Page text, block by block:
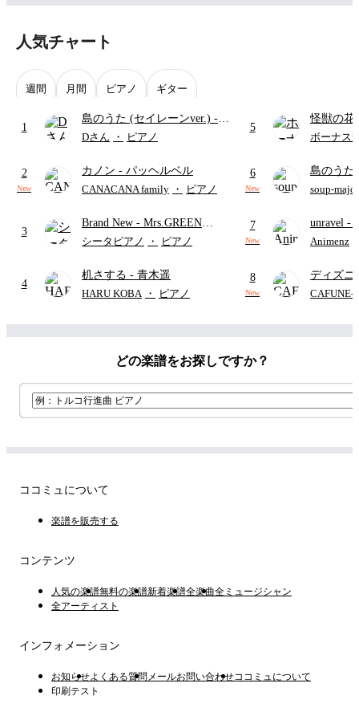
人気チャート
週間 月間 ピアノ ギター
1
島のうた (セイレーンver.) -
セイレーン(CV.鈴木みのり)
ード・ペダル付き/『映画ちい
かわ 人魚の島のひみつ』よ
Dさん ・ ピアノ
2
New
カノン - パッヘルベル
CANACANA family ・ ピアノ
3
Brand New - Mrs.GREEN
APPLE
シータピアノ ・ ピアノ
4
机さする - 青木遥
HARU KOBA
・ ピアノ
5
怪獣の
ードパー
ボーナス
6
New
島のうた
映画ちい
soup-majo
7
New
unravel -
雨
Animenz
8
New
ディズ
レー-
ード有)
CAFUNE-
どの楽譜をお探しですか？
ココミュについて
楽譜を販売する
コンテンツ
人気の楽譜無料の楽譜新着楽譜全楽曲全ミュージシャン
全アーティスト
インフォメーション
お知らせよくある質問 メールお問い合わせココミュについて
印刷テスト